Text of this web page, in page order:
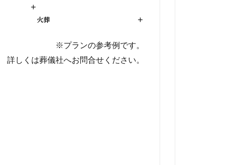
+
火葬 +
※プランの参考例です。
詳しくは葬儀社へお問合せください。